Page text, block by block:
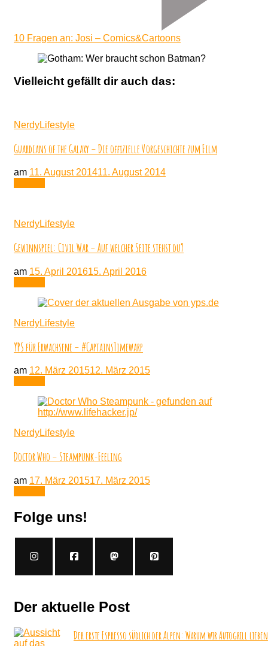
10 Fragen an: Josi – Comics&Cartoons
Vielleicht gefällt dir auch das:
NerdyLifestyle
Guardians of the Galaxy – Die offizielle Vorgeschichte zum Film
am 11. August 201411. August 2014
NerdyLifestyle
Gewinnspiel: Civil War – Auf welcher Seite stehst du?
am 15. April 201615. April 2016
NerdyLifestyle
YPS für Erwachsene – #CaptainsTimewarp
am 12. März 201512. März 2015
NerdyLifestyle
Doctor Who – Steampunk-Feeling
am 17. März 201517. März 2015
Folge uns!
Der aktuelle Post
Der erste Espresso südlich der Alpen: Warum wir Autogrill lieben